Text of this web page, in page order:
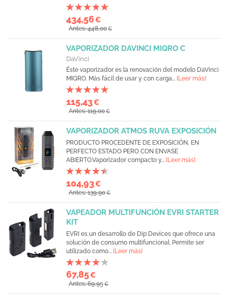
434,56€
Antes: 448,00€
VAPORIZADOR DAVINCI MIQRO C
DaVinci
Éste vaporizador es la renovación del modelo DaVinci
MIQRO. Más fácil de usar y con carga... [Leer más]
115,43€
Antes: 119,00€
VAPORIZADOR ATMOS RUVA EXPOSICIÓN
PRODUCTO PROCEDENTE DE EXPOSICIÓN, EN
PERFECTO ESTADO PERO CON ENVASE
ABIERTO.Vaporizador compacto y... [Leer más]
104,93€
Antes: 139,90€
VAPEADOR MULTIFUNCIÓN EVRI STARTER
KIT
EVRI es un desarrollo de Dip Devices que ofrece una
solución de consumo multifuncional. Permite ser
utilizado como... [Leer más]
67,85€
Antes: 69,95€